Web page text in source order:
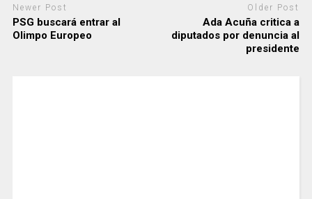
Newer Post
PSG buscará entrar al
Olimpo Europeo
Older Post
Ada Acuña critica a
diputados por denuncia al
presidente